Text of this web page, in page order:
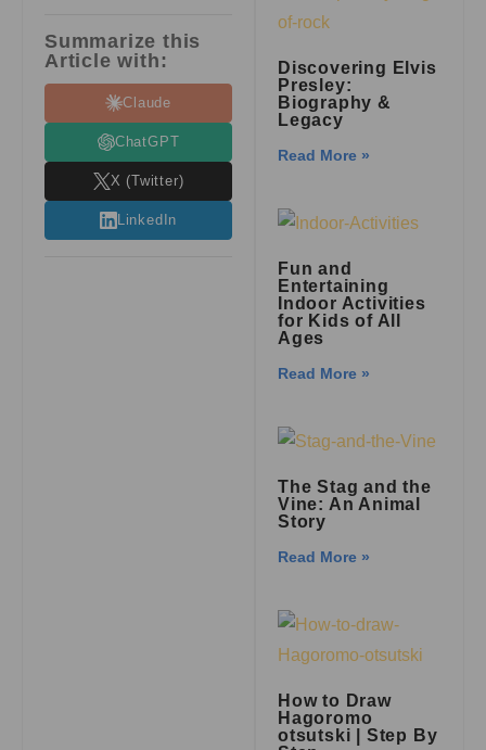
Summarize this
Article with:
Claude
ChatGPT
X (Twitter)
LinkedIn
Discovering Elvis
Presley:
Biography &
Legacy
Read More »
Fun and
Entertaining
Indoor Activities
for Kids of All
Ages
Read More »
The Stag and the
Vine: An Animal
Story
Read More »
How to Draw
Hagoromo
otsutski | Step By